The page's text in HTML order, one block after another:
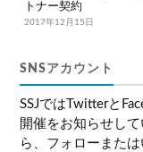
2017年12月15日
トナー契約
SNSアカウント
SSJではTwitterと
開催をお知らせし
ら、フォローまた